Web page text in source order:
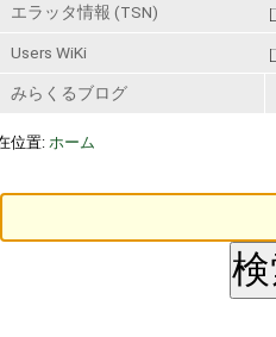
エラッタ情報 (TSN)
Users WiKi
みらくるブログ
位置: ホーム